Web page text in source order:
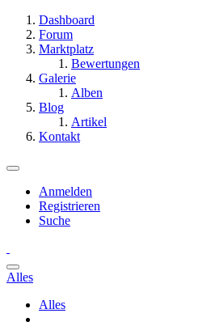
Dashboard
Forum
Marktplatz
Bewertungen
Galerie
Alben
Blog
Artikel
Kontakt
Anmelden
Registrieren
Suche
Alles
Alles